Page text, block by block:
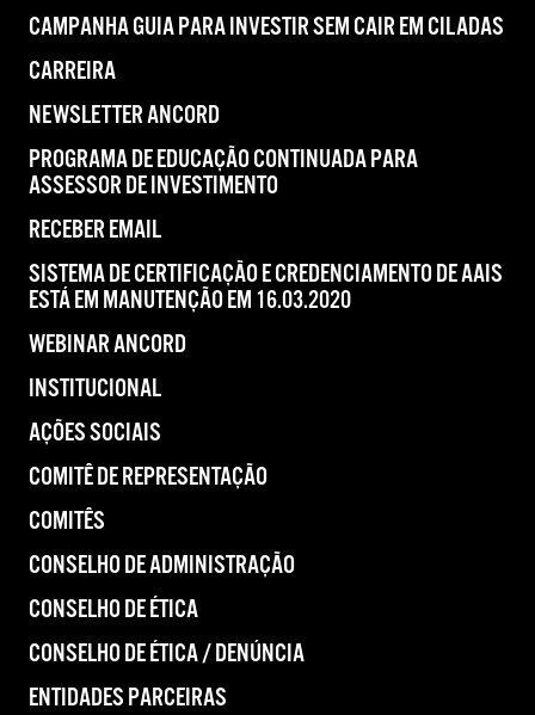
CAMPANHA GUIA PARA INVESTIR SEM CAIR EM CILADAS
CARREIRA
NEWSLETTER ANCORD
PROGRAMA DE EDUCAÇÃO CONTINUADA PARA
ASSESSOR DE INVESTIMENTO
RECEBER EMAIL
SISTEMA DE CERTIFICAÇÃO E CREDENCIAMENTO DE AAIS
ESTÁ EM MANUTENÇÃO EM 16.03.2020
WEBINAR ANCORD
INSTITUCIONAL
AÇÕES SOCIAIS
COMITÊ DE REPRESENTAÇÃO
COMITÊS
CONSELHO DE ADMINISTRAÇÃO
CONSELHO DE ÉTICA
CONSELHO DE ÉTICA / DENÚNCIA
ENTIDADES PARCEIRAS